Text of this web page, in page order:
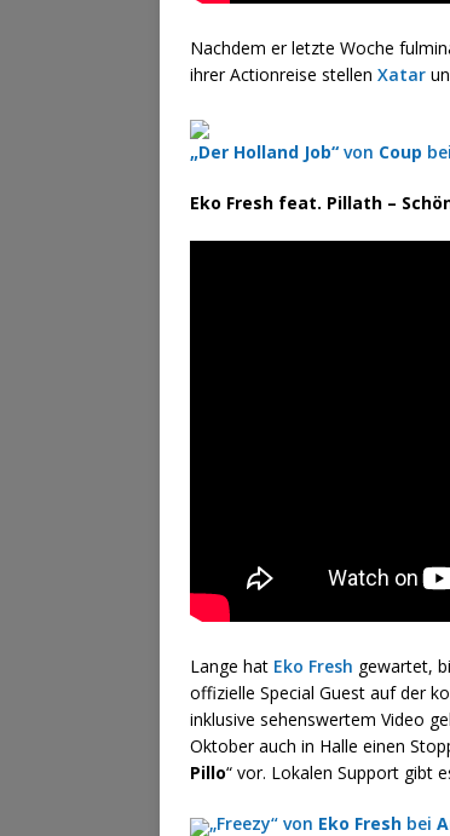
Nachdem er letzte Woche
ihrer Actionreise stellen Xatar
„Der Holland Job“ von Coup bei
Eko Fresh feat. Pillath –
Lange hat Eko Fresh gewartet,
offizielle Special Guest auf der
inklusive sehenswertem Video
Oktober auch in Halle einen
Pillo“ vor. Lokalen Support gibt
„Freezy“ von Eko Fresh bei